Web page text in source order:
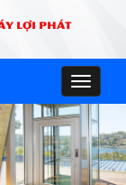
LỢI PHÁT
Toggle